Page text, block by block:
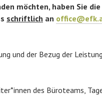
möchten, haben Sie
schriftlich an
und der Bezug der
des Büroteams,